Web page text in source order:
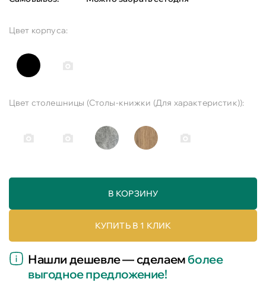
Цвет корпуса:
Цвет столешницы (Столы-книжки (Для характеристик)):
В КОРЗИНУ
КУПИТЬ В 1 КЛИК
Нашли дешевле — сделаемболее
выгодное предложение!